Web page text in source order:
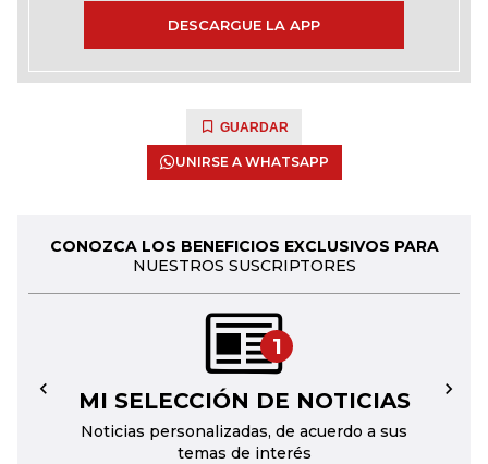
DESCARGUE LA APP
GUARDAR
UNIRSE A WHATSAPP
CONOZCA LOS BENEFICIOS EXCLUSIVOS PARA
NUESTROS SUSCRIPTORES
1
MI SELECCIÓN DE NOTICIAS
Noticias personalizadas, de acuerdo a sus
temas de interés
← →